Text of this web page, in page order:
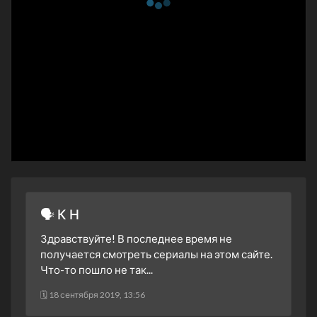
8 сезон 9 серия
4 декабря 2011
8 сезон 8 серия
Песнь подозрения
13 ноября 2011
8 сезон 7 серия
🗣 К Н
Здравствуйте! В последнее время не
получается смотреть сериалы на этом сайте.
Что-то пошло не так...
🗓 18 сентября 2019, 13:56